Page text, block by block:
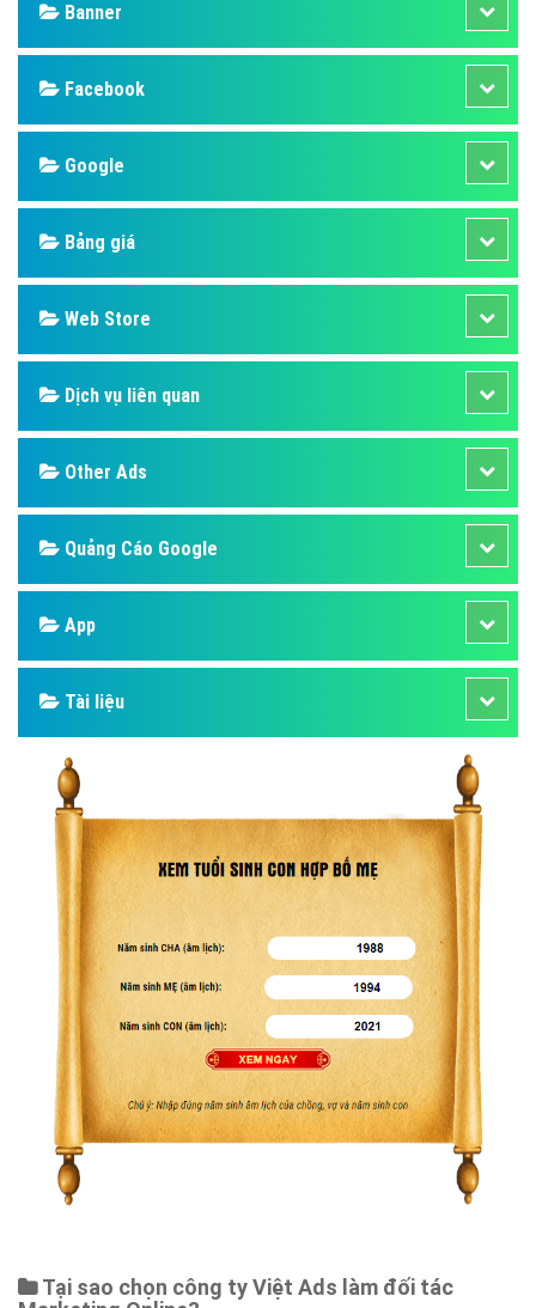
Banner
Facebook
Google
Bảng giá
Web Store
Dịch vụ liên quan
Other Ads
Quảng Cáo Google
App
Tài liệu
Tại sao chọn công ty Việt Ads làm đối tác